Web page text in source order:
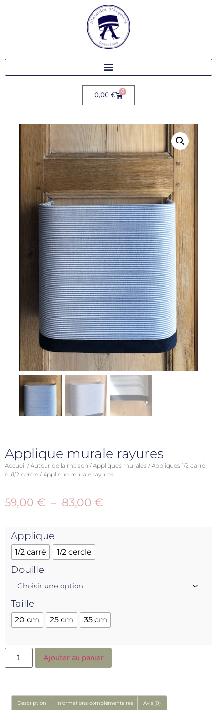
0,00 € 0
Applique murale rayures
Accueil / Autour de la maison / Appliques murales / Appliques 1/2 carré
ou1/2 cercle / Applique murale rayures
59,00 € – 83,00 €
Applique
1/2 carré 1/2 cercle
Douille
Taille
20 cm 25 cm 35 cm
Ajouter au panier
Description Informations complémentaires Avis (0)